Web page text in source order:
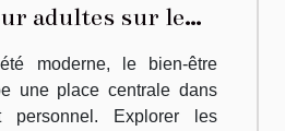
adultes sur le
relationnel
moderne, le bien-être
une place centrale dans
personnel. Explorer les